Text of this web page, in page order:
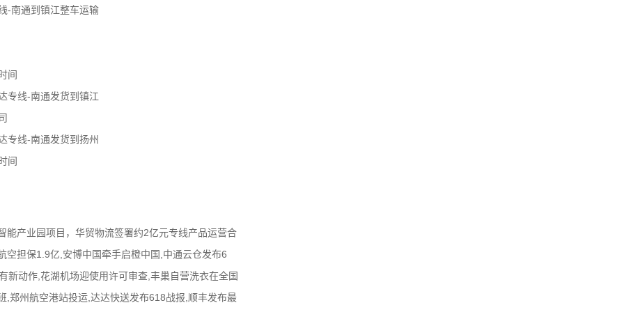
-南通到镇江整车运输
间
专线-南通发货到镇江
专线-南通发货到扬州
间
能产业园项目，华贸物流签署约2亿元专线产品运营合
空担保1.9亿,安博中国牵手启橙中国,中通云仓发布6
新动作,花湖机场迎使用许可审查,丰巢自营洗衣在全国
,郑州航空港站投运,达达快送发布618战报,顺丰发布最